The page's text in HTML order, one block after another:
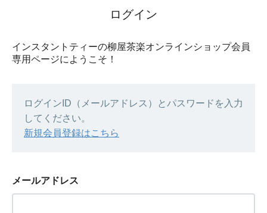
ログイン
インスタントティーの柳屋茶楽オンラインショップ会員
専用ページにようこそ！
ログインID（メールアドレス）とパスワードを入力
してください。
新規会員登録はこちら
メールアドレス